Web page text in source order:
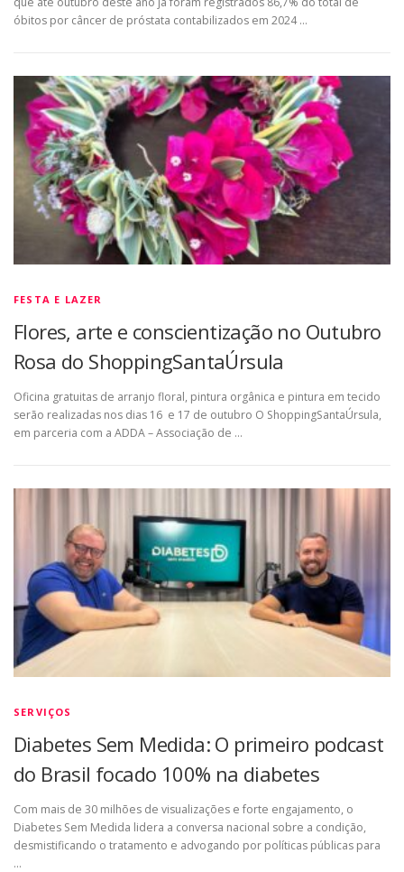
óbitos por câncer de próstata contabilizados em 2024 …
FESTA E LAZER
Flores, arte e conscientização no Outubro
Rosa do ShoppingSantaÚrsula
Oficina gratuitas de arranjo floral, pintura orgânica e pintura em tecido
serão realizadas nos dias 16 e 17 de outubro O ShoppingSantaÚrsula,
em parceria com a ADDA – Associação de …
SERVIÇOS
Diabetes Sem Medida: O primeiro podcast
do Brasil focado 100% na diabetes
Com mais de 30 milhões de visualizações e forte engajamento, o
Diabetes Sem Medida lidera a conversa nacional sobre a condição,
desmistificando o tratamento e advogando por políticas públicas para
…